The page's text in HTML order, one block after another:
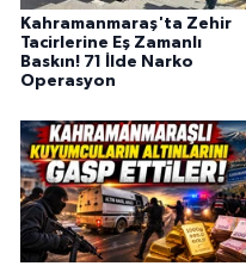
Kahramanmaraş'ta Zehir
Tacirlerine Eş Zamanlı
Baskın! 71 İlde Narko
Operasyon
MİZAH
TARİH
Genel
Politika
YEREL